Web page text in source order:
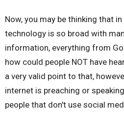
Now, you may be thinking that
technology is so broad with
information, everything from
how could people NOT have
a very valid point to that,
internet is preaching or
people that don't use social